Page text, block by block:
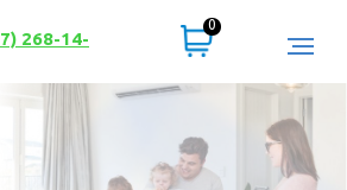
268-14-
0